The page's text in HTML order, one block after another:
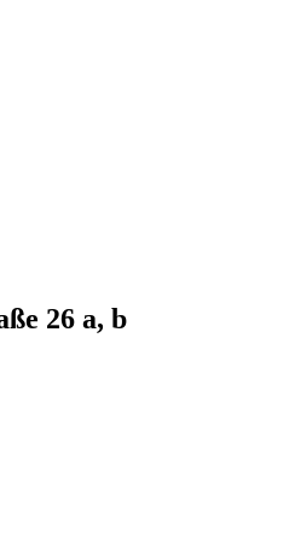
26 a, b